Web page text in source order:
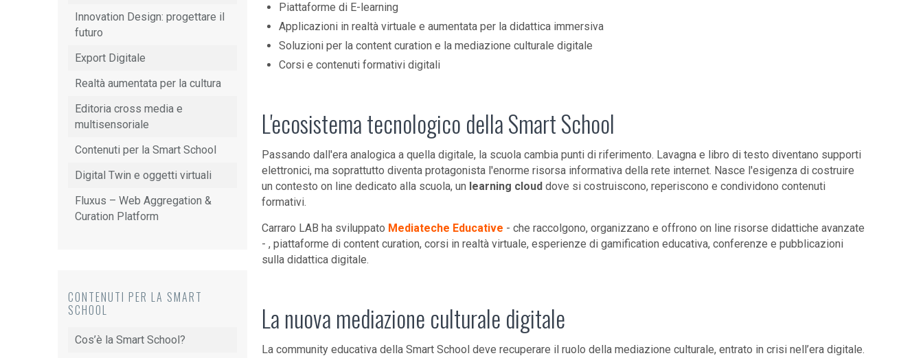
Piattaforme di E-learning
Applicazioni in realtà virtuale e aumentata per la didattica immersiva
Soluzioni per la content curation e la mediazione culturale digitale
Corsi e contenuti formativi digitali
L'ecosistema tecnologico della Smart School
Passando dall'era analogica a quella digitale, la scuola cambia punti di riferimento. Lavagna e libro di testo diventano supporti
elettronici, ma soprattutto diventa protagonista l'enorme risorsa informativa della rete internet. Nasce l'esigenza di costruire
un contesto on line dedicato alla scuola, un learning cloud dove si costruiscono, reperiscono e condividono contenuti
formativi.
Carraro LAB ha sviluppato Mediateche Educative - che raccolgono, organizzano e offrono on line risorse didattiche avanzate
- , piattaforme di content curation, corsi in realtà virtuale, esperienze di gamification educativa, conferenze e pubblicazioni
sulla didattica digitale.
La nuova mediazione culturale digitale
La community educativa della Smart School deve recuperare il ruolo della mediazione culturale, entrato in crisi nell’era digitale.
Innovation Design: progettare il
futuro
Export Digitale
Realtà aumentata per la cultura
Editoria cross media e
multisensoriale
Contenuti per la Smart School
Digital Twin e oggetti virtuali
Fluxus – Web Aggregation &
Curation Platform
CONTENUTI PER LA SMART
SCHOOL
Cos’è la Smart School?